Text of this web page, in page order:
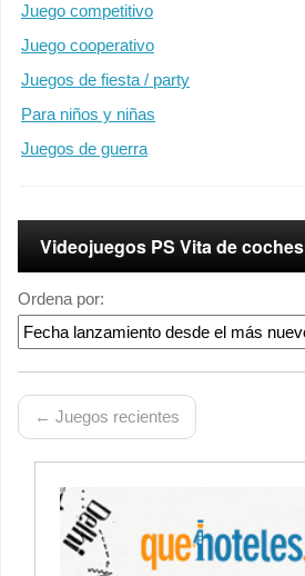
Juego competitivo
Juego cooperativo
Juegos de fiesta / party
Para niños y niñas
Juegos de guerra
Videojuegos PS Vita de coches
Ordena por:
← Juegos recientes